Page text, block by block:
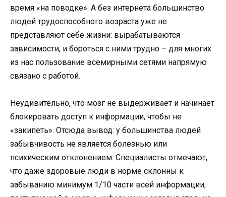
время «на поводке». А без интернета большинство
людей трудоспособного возраста уже не
представляют себе жизни: вырабатываются
зависимости, и бороться с ними трудно – для многих
из нас пользование всемирными сетями напрямую
связано с работой.
Неудивительно, что мозг не выдерживает и начинает
блокировать доступ к информации, чтобы не
«закипеть». Отсюда вывод: у большинства людей
забывчивость не является болезнью или
психическим отклонением. Специалисты отмечают,
что даже здоровые люди в норме склонны к
забыванию минимум 1/10 части всей информации,